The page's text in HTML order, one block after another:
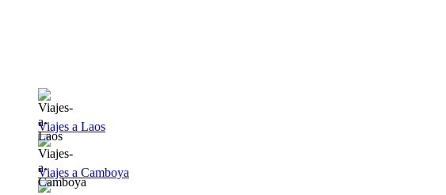
Viajes a Laos
Viajes a Camboya